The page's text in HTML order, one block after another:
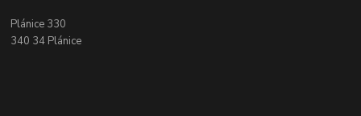
Plánice 330
340 34 Plánice